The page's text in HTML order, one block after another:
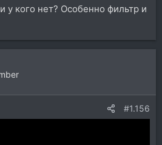
у кого нет? Особенно фильтр и
#1.156